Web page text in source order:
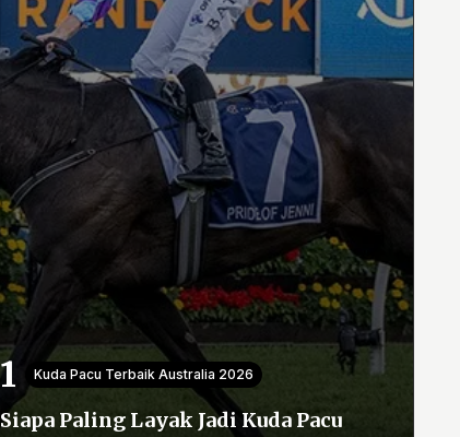
Kuda Pacu Terbaik Australia 2026
Siapa Paling Layak Jadi Kuda Pacu